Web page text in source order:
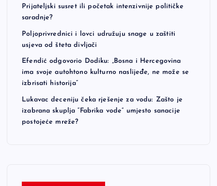
Prijateljski susret ili početak intenzivnije političke
saradnje?
Poljoprivrednici i lovci udružuju snage u zaštiti
usjeva od šteta divljači
Efendić odgovorio Dodiku: „Bosna i Hercegovina
ima svoje autohtono kulturno naslijeđe, ne može se
izbrisati historija“
Lukavac deceniju čeka rješenje za vodu: Zašto je
izabrana skuplja “Fabrika vode” umjesto sanacije
postojeće mreže?